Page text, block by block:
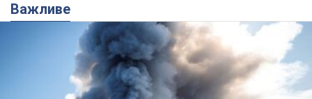
Важливе